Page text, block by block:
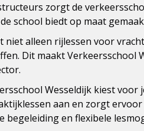
zorgt de
school biedt op maat
niet alleen rijlessen voor
Dit maakt Verkeersschool
Wesseldijk kiest
aan en zorgt
begeleiding en flexibele